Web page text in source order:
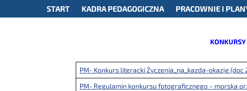
START
KADRA PEDAGOGICZNA PRACOWNIE I
PM- Konkurs literacki Życzenia_na_kazda-okazje (doc
PM- Regulamin konkursu fotograficznego – morska